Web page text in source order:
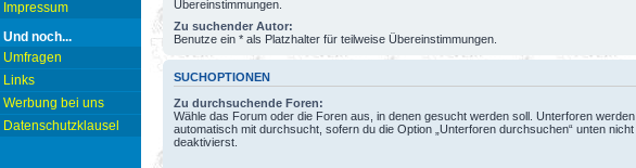
Impressum
Und noch...
Umfragen
Links
Werbung bei uns
Datenschutzklausel
Übereinstimmungen.
Zu suchender Autor:
Benutze ein * als Platzhalter für teilweise Übereinstimmungen.
SUCHOPTIONEN
Zu durchsuchende Foren:
Wähle das Forum oder die Foren aus, in denen gesucht werden soll. Unterforen werden
automatisch mit durchsucht, sofern du die Option „Unterforen durchsuchen“ unten nicht
deaktivierst.